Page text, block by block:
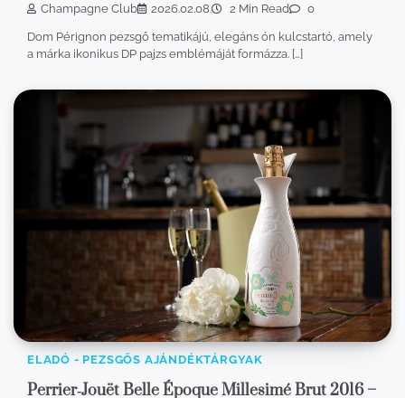
Champagne Club 2026.02.08. 2 Min Read 0
Dom Pérignon pezsgő tematikájú, elegáns ón kulcstartó, amely
a márka ikonikus DP pajzs emblémáját formázza. […]
ELADÓ - PEZSGŐS AJÁNDÉKTÁRGYAK
Perrier‑Jouët Belle Époque Millesimé Brut 2016 –